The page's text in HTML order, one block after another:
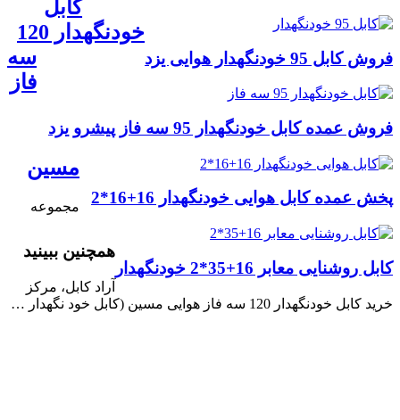
فروش کابل 95 خودنگهدار هوایی یزد
فروش عمده کابل خودنگهدار 95 سه فاز پیشرو یزد
پخش عمده کابل هوایی خودنگهدار 16+16*2
کابل روشنایی معابر 16+35*2 خودنگهدار
همچنین ببینید
کابل
خودنگهدار 120
سه
فاز
مسین
مجموعه
آراد کابل، مرکز
خرید کابل خودنگهدار 120 سه فاز هوایی مسین (کابل خود نگهدار …